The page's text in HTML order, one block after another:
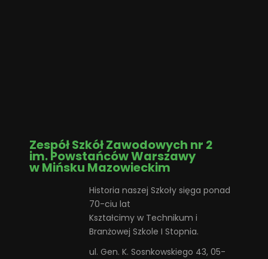
Zespół Szkół Zawodowych nr 2
im. Powstańców Warszawy
w Mińsku Mazowieckim
Historia naszej Szkoły sięga ponad
70-ciu lat
Kształcimy w Technikum i
Branżowej Szkole I Stopnia.
ul. Gen. K. Sosnkowskiego 43, 05-